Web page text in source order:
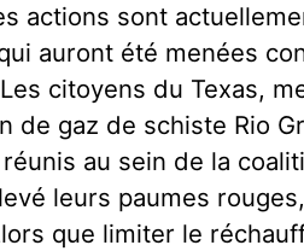
actions sont
auront été menées
citoyens du Texas,
de gaz de schiste Rio
au sein de la
leurs paumes
que limiter le